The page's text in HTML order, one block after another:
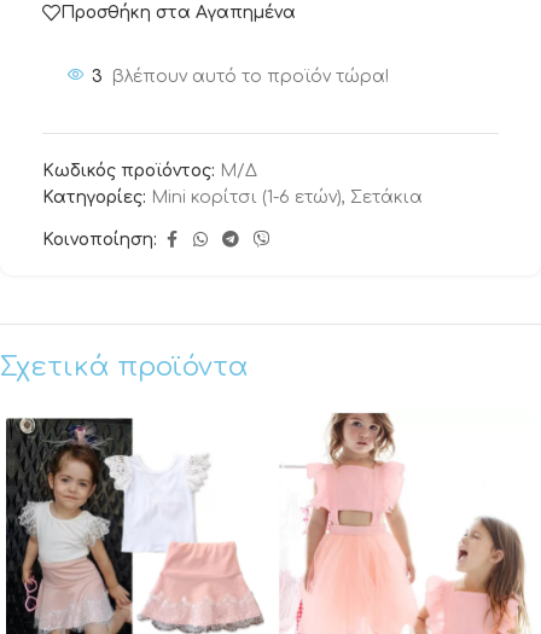
Προσθήκη στα Αγαπημένα
3 βλέπουν αυτό το προϊόν τώρα!
Κωδικός προϊόντος: Μ/Δ
Κατηγορίες: Mini κορίτσι (1-6 ετών), Σετάκια
Κοινοποίηση:
Σχετικά προϊόντα